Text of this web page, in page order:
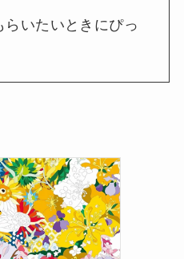
いたいときにぴっ